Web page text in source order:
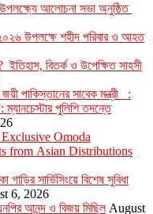
আলোচনা সভা অনুষ্ঠিত
উপলক্ষে শহীদ পরিবার ও আহত
ইতিহাস, বিতর্ক ও উপেক্ষিত সাহসী
জয়ী পাকিস্তানের সাবেক মন্ত্রী :
পুলিশি তদন্তে
Omoda
from Asian Distributions
সার্ভিসিংয়ে বিশেষ সুবিধা
6, 2026
আনন্দ ও বিজয় মিছিল August